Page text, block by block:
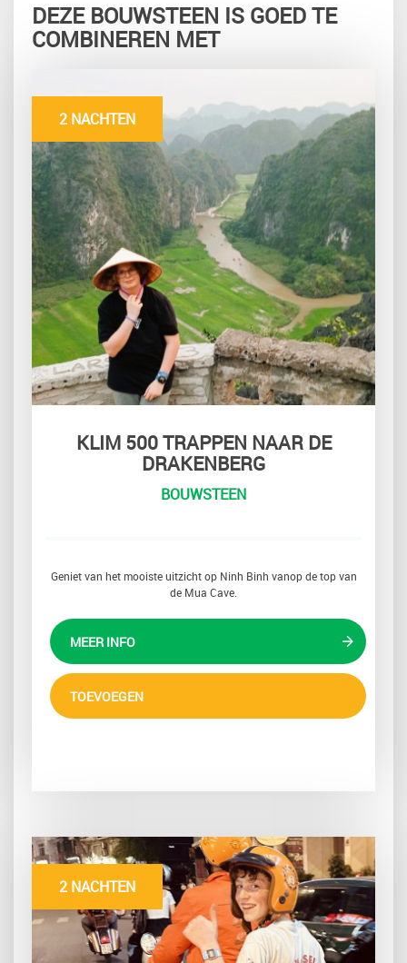
DEZE BOUWSTEEN IS GOED TE
COMBINEREN MET
2 NACHTEN
KLIM 500 TRAPPEN NAAR DE
DRAKENBERG
BOUWSTEEN
Geniet van het mooiste uitzicht op Ninh Binh vanop de top van
de Mua Cave.
MEER INFO
TOEVOEGEN
2 NACHTEN